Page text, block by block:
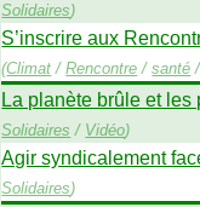
Solidaires)
S’inscrire aux
(Climat /Rencontre /santé /
La planète brûle et les
Solidaires / Vidéo)
Agir syndicalement
Solidaires)